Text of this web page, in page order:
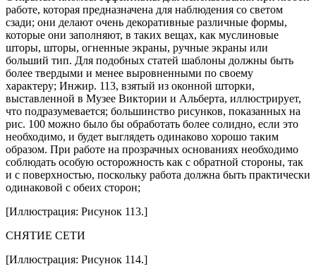
работе, которая предназначена для наблюдения со светом
сзади; они делают очень декоративные различные формы,
которые они заполняют, в таких вещах, как муслиновые
шторы, шторы, огненные экраны, ручные экраны или
больший тип. Для подобных статей шаблоны должны быть
более твердыми и менее выровненными по своему
характеру; Инжир. 113, взятый из оконной шторки,
выставленной в Музее Виктории и Альберта, иллюстрирует,
что подразумевается; большинство рисунков, показанных на
рис. 100 можно было бы обработать более солидно, если это
необходимо, и будет выглядеть одинаково хорошо таким
образом. При работе на прозрачных основаниях необходимо
соблюдать особую осторожность как с обратной стороны, так
и с поверхностью, поскольку работа должна быть практически
одинаковой с обеих сторон;
[Иллюстрация: Рисунок 113.]
СНЯТИЕ СЕТИ
[Иллюстрация: Рисунок 114.]